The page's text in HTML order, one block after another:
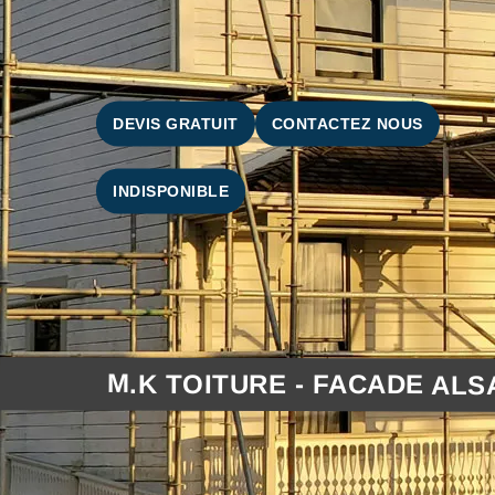
DEVIS GRATUIT CONTACTEZ NOUS
INDISPONIBLE
M.K TOITURE - FACADE